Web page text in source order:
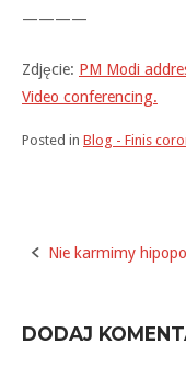
————
Zdjęcie: PM Modi
Video conferencing.
Posted in Blog - Finis
Post
Nie karmimy
DODAJ